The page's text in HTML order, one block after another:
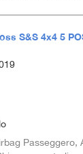
S&S 4x4 5